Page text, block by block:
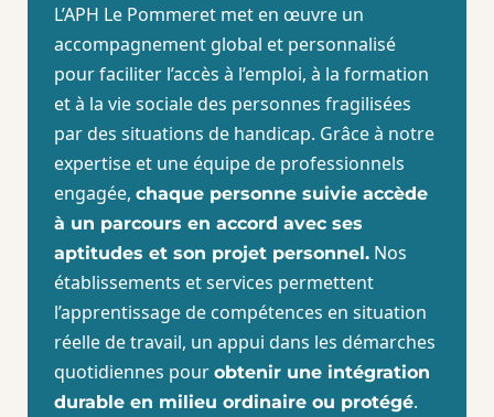
L’APH Le Pommeret met en œuvre un
accompagnement global et personnalisé
pour faciliter l’accès à l’emploi, à la formation
et à la vie sociale des personnes fragilisées
par des situations de handicap. Grâce à notre
expertise et une équipe de professionnels
engagée, chaque personne suivie accède
à un parcours en accord avec ses
aptitudes et son projet personnel. Nos
établissements et services permettent
l’apprentissage de compétences en situation
réelle de travail, un appui dans les démarches
quotidiennes pour obtenir une intégration
durable en milieu ordinaire ou protégé.